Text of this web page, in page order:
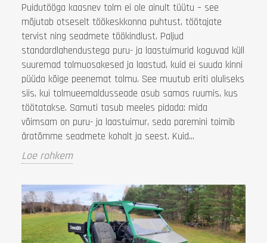
Puidutööga kaasnev tolm ei ole ainult tüütu – see
mõjutab otseselt töökeskkonna puhtust, töötajate
tervist ning seadmete töökindlust. Paljud
standardlahendustega puru- ja laastuimurid koguvad küll
suuremad tolmuosakesed ja laastud, kuid ei suuda kinni
püüda kõige peenemat tolmu. See muutub eriti oluliseks
siis, kui tolmueemaldusseade asub samas ruumis, kus
töötatakse. Samuti tasub meeles pidada: mida
võimsam on puru- ja laastuimur, seda paremini toimib
äratõmme seadmete kohalt ja seest. Kuid...
Loe rohkem